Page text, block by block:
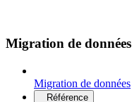
Migration de données
Migration de données
Référence